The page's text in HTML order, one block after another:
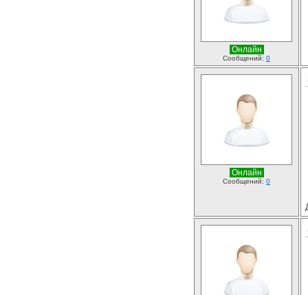
Онлайн
Сообщений: 0
Онлайн
Сообщений: 0